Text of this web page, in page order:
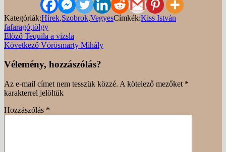
Kategóriák:Hírek,Szobrok,VegyesCímkék:Kiss István
fafaragó,tölgy
Bejegyzés
navigáció
Előző Előző
bejegyzés
Tequila a vizsla
Következő Következő
Vörösmarty Mihály
Vélemény, hozzászólás?
Az e-mail címet nem tesszük közzé. A kötelező mezőket *
karakterrel jelöltük
Hozzászólás *